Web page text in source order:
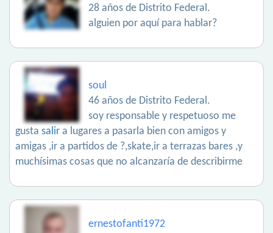
28 años de Distrito Federal.
alguien por aquí para hablar?
soul
46 años de Distrito Federal.
soy responsable y respetuoso me
gusta salir a lugares a pasarla bien con amigos y
amigas ,ir a partidos de ?,skate,ir a terrazas bares ,y
muchísimas cosas que no alcanzaría de describirme
ernestofanti1972